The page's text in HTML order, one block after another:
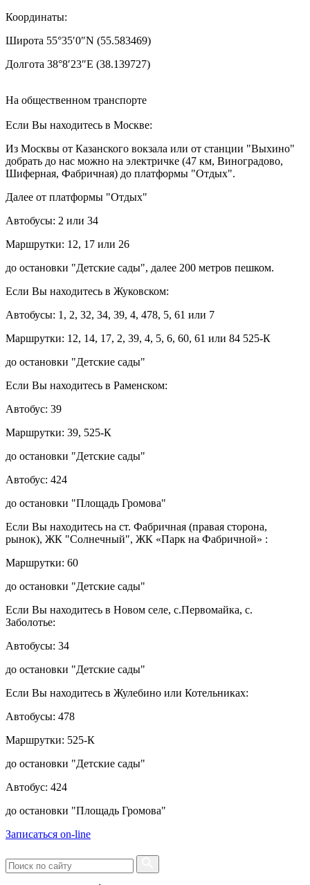
Координаты:
Широта 55°35′0″N (55.583469)
Долгота 38°8′23″E (38.139727)
На общественном транспорте
Если Вы находитесь в Москве:
Из Москвы от Казанского вокзала или от станции "Выхино"
добрать до нас можно на электричке (47 км, Виноградово,
Шиферная, Фабричная) до платформы "Отдых".
Далее от платформы "Отдых"
Автобусы: 2 или 34
Маршрутки: 12, 17 или 26
до остановки "Детские сады", далее 200 метров пешком.
Если Вы находитесь в Жуковском:
Автобусы: 1, 2, 32, 34, 39, 4, 478, 5, 61 или 7
Маршрутки: 12, 14, 17, 2, 39, 4, 5, 6, 60, 61 или 84 525-К
до остановки "Детские сады"
Если Вы находитесь в Раменском:
Автобус: 39
Маршрутки: 39, 525-К
до остановки "Детские сады"
Автобус: 424
до остановки "Площадь Громова"
Если Вы находитесь на ст. Фабричная (правая сторона,
рынок), ЖК "Солнечный", ЖК «Парк на Фабричной» :
Маршрутки: 60
до остановки "Детские сады"
Если Вы находитесь в Новом селе, с.Первомайка, с.
Заболотье:
Автобусы: 34
до остановки "Детские сады"
Если Вы находитесь в Жулебино или Котельниках:
Автобусы: 478
Маршрутки: 525-К
до остановки "Детские сады"
Автобус: 424
до остановки "Площадь Громова"
Записаться on-line